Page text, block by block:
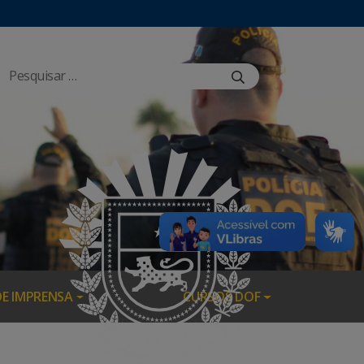
IMPRENSA CURSOS DOF